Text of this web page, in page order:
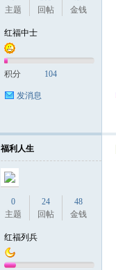
主题
回帖
金钱
红福中士
积分 104
发消息
福利人生
0
主题
24
回帖
48
金钱
红福列兵